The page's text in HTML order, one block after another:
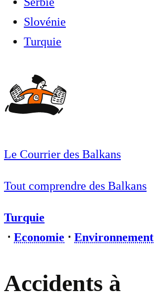
Slovénie
Turquie
Le Courrier des Balkans
Tout comprendre des Balkans
Turquie
⋅ Economie ⋅ Environnement
Accidents à